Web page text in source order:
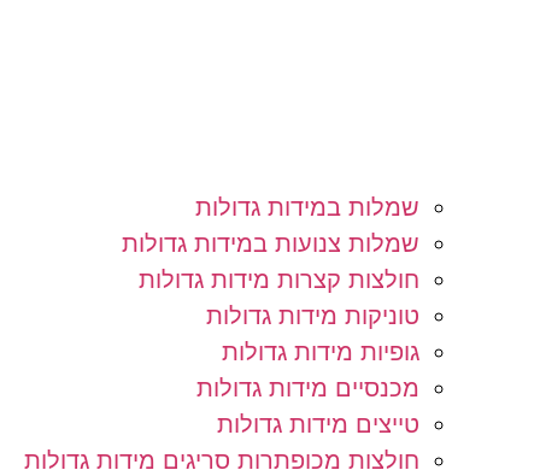
שמלות במידות גדולות
שמלות צנועות במידות גדולות
חולצות קצרות מידות גדולות
טוניקות מידות גדולות
גופיות מידות גדולות
מכנסיים מידות גדולות
טייצים מידות גדולות
חולצות מכופתרות סריגים מידות גדולות